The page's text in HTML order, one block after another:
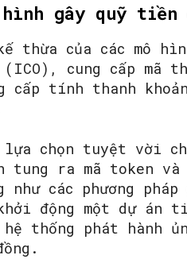
hình gây quỹ
thừa của các mô
(ICO), cung cấp mã
cấp tính thanh
lựa chọn tuyệt vời
tung ra mã token
như các phương
động một dự án
thống phát hành